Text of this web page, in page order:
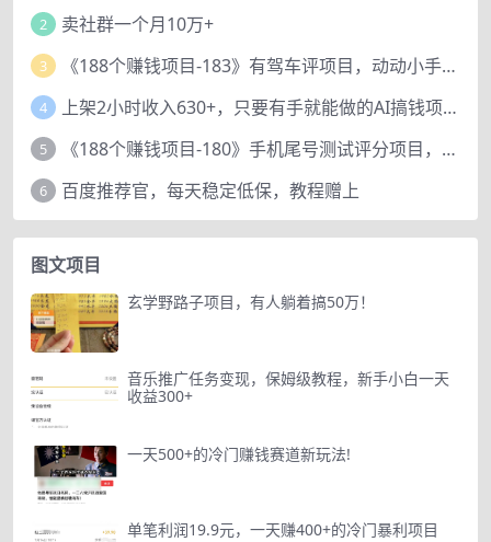
2 卖社群一个月10万+
3 《188个赚钱项目-183》有驾车评项目，动动小手，复制粘贴赚44元！
4 上架2小时收入630+，只要有手就能做的AI搞钱项目，奶奶看完都能学会!
5 《188个赚钱项目-180》手机尾号测试评分项目，短视频直播日赚200+
6 百度推荐官，每天稳定低保，教程赠上
图文项目
玄学野路子项目，有人躺着搞50万！
音乐推广任务变现，保姆级教程，新手小白一天
收益300+
一天500+的冷门赚钱赛道新玩法!
单笔利润19.9元，一天赚400+的冷门暴利项目